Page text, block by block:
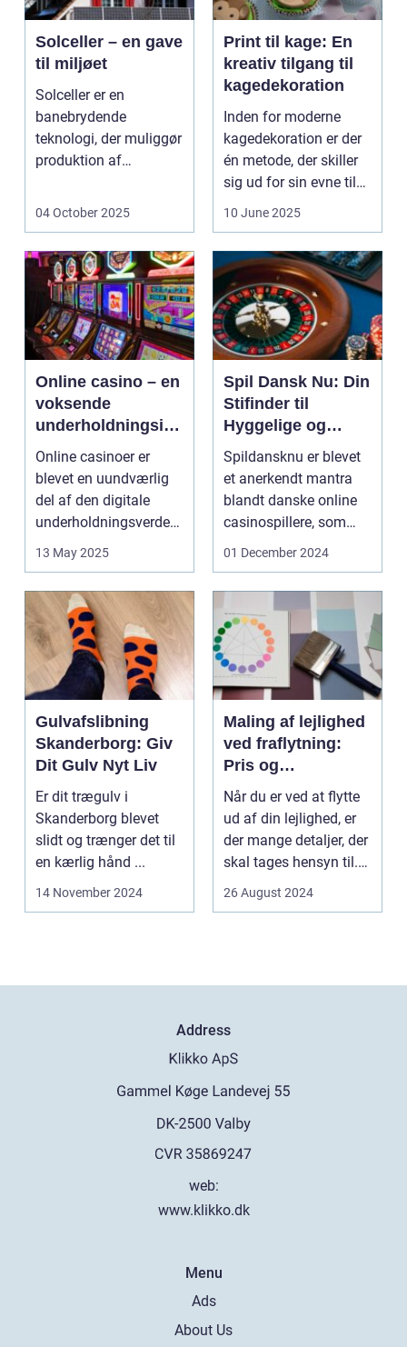
Solceller – en gave
til miljøet
Solceller er en
banebrydende
teknologi, der muliggør
produktion af
udnytt...
04 October 2025
Print til kage: En
kreativ tilgang til
kagedekoration
Inden for moderne
kagedekoration er der
én metode, der skiller
sig ud for sin evne til
at bri...
10 June 2025
Online casino – en
voksende
underholdningsind
ustri
Online casinoer er
blevet en uundværlig
del af den digitale
underholdningsverden.
Med den stad...
13 May 2025
Spil Dansk Nu: Din
Stifinder til
Hyggelige og
Underholdende
Online Casinoer
Spildansknu er blevet
et anerkendt mantra
blandt danske online
casinospillere, som
søger unde...
01 December 2024
Gulvafslibning
Skanderborg: Giv
Dit Gulv Nyt Liv
Er dit trægulv i
Skanderborg blevet
slidt og trænger det til
en kærlig hånd ...
14 November 2024
Maling af lejlighed
ved fraflytning:
Pris og
overvejelser
Når du er ved at flytte
ud af din lejlighed, er
der mange detaljer, der
skal tages hensyn til.
En af...
26 August 2024
Address
web:
www.klikko.dk
Menu
Ads
About Us